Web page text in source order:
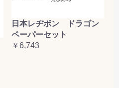
日本レヂボン ドラゴン
ペーパーセット
￥6,743